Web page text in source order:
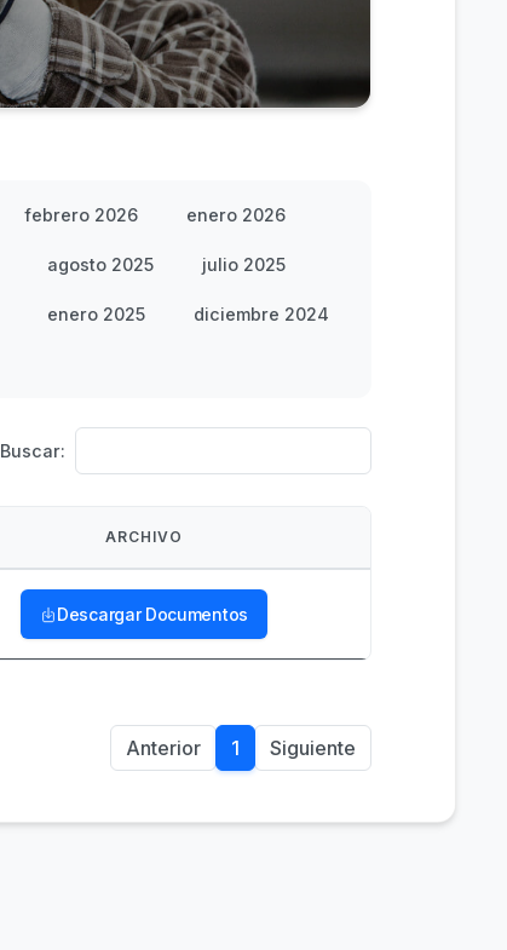
febrero 2026 enero 2026
agosto 2025 julio 2025
enero 2025 diciembre 2024
Buscar:
ARCHIVO
Descargar Documentos
Anterior 1 Siguiente